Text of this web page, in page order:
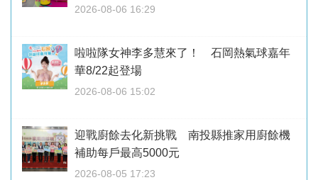
2026-08-06 16:29
啦啦隊女神李多慧來了！ 石岡熱氣球嘉年
華8/22起登場
2026-08-06 15:02
迎戰廚餘去化新挑戰 南投縣推家用廚餘機
補助每戶最高5000元
2026-08-05 17:23